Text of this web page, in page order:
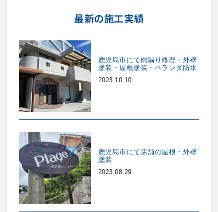
最新の施工実績
鹿児島市にて雨漏り修理・外壁
塗装・屋根塗装・ベランダ防水
2023.10.10
鹿児島市にて店舗の屋根・外壁
塗装
2023.08.29